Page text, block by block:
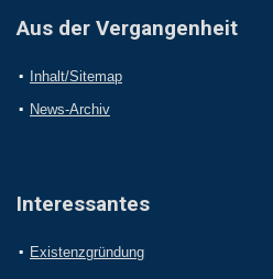
Aus der Vergangenheit
Inhalt/Sitemap
News-Archiv
Interessantes
Existenzgründung